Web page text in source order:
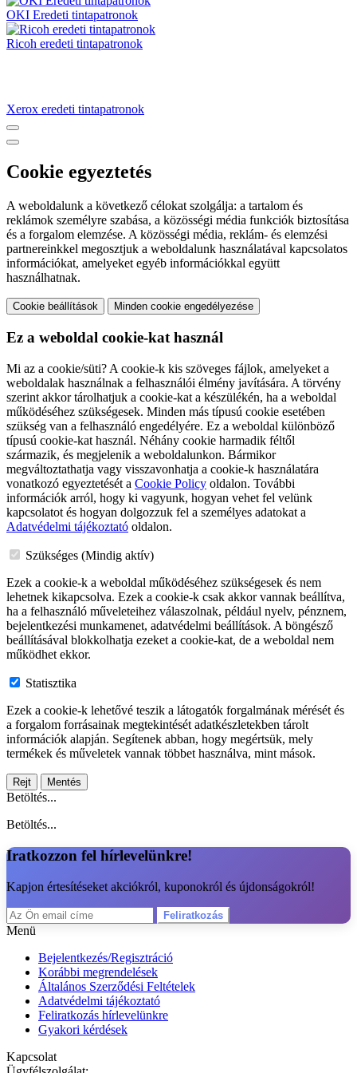
OKI Eredeti tintapatronok
Ricoh eredeti tintapatronok
Xerox eredeti tintapatronok
Cookie egyeztetés
A weboldalunk a következő célokat szolgálja: a tartalom és
reklámok személyre szabása, a közösségi média funkciók biztosítása
és a forgalom elemzése. A közösségi média, reklám- és elemzési
partnereinkkel megosztjuk a weboldalunk használatával kapcsolatos
információkat, amelyeket egyéb információkkal együtt
használhatnak.
Cookie beállítások Minden cookie engedélyezése
Ez a weboldal cookie-kat használ
Mi az a cookie/süti? A cookie-k kis szöveges fájlok, amelyeket a
weboldalak használnak a felhasználói élmény javítására. A törvény
szerint akkor tárolhatjuk a cookie-kat a készülékén, ha a weboldal
működéséhez szükségesek. Minden más típusú cookie esetében
szükség van a felhasználó engedélyére. Ez a weboldal különböző
típusú cookie-kat használ. Néhány cookie harmadik féltől
származik, és megjelenik a weboldalunkon. Bármikor
megváltoztathatja vagy visszavonhatja a cookie-k használatára
vonatkozó egyeztetését a Cookie Policy oldalon. További
információk arról, hogy ki vagyunk, hogyan vehet fel velünk
kapcsolatot és hogyan dolgozzuk fel a személyes adatokat a
Adatvédelmi tájékoztató oldalon.
Szükséges (Mindig aktív)
Ezek a cookie-k a weboldal működéséhez szükségesek és nem
lehetnek kikapcsolva. Ezek a cookie-k csak akkor vannak beállítva,
ha a felhasználó műveleteihez válaszolnak, például nyelv, pénznem,
bejelentkezési munkamenet, adatvédelmi beállítások. A böngésző
beállításával blokkolhatja ezeket a cookie-kat, de a weboldal nem
működhet ekkor.
Statisztika
Ezek a cookie-k lehetővé teszik a látogatók forgalmának mérését és
a forgalom forrásainak megtekintését adatkészletekben tárolt
információk alapján. Segítenek abban, hogy megértsük, mely
termékek és műveletek vannak többet használva, mint mások.
Rejt Mentés
Betöltés...
Betöltés...
Iratkozzon fel hírlevelünkre!
Kapjon értesítéseket akciókról, kuponokról és újdonságokról!
Feliratkozás
Menü
Bejelentkezés/Regisztráció
Korábbi megrendelések
Általános Szerződési Feltételek
Adatvédelmi tájékoztató
Feliratkozás hírlevelünkre
Gyakori kérdések
Kapcsolat